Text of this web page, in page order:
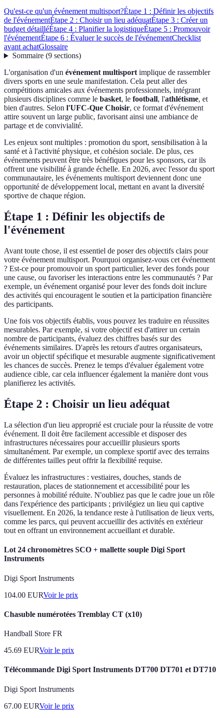
Qu'est-ce qu'un événement multisport?Étape 1 : Définir les objectifs
de l'événementÉtape 2 : Choisir un lieu adéquatÉtape 3 : Créer un
budget détailléÉtape 4 : Planifier la logistiqueÉtape 5 : Promouvoir
l'événementÉtape 6 : Évaluer le succès de l'événementChecklist
avant achatGlossaire
Sommaire(9 sections)
L'organisation d'un événement multisportimplique de rassembler
divers sports en une seule manifestation. Cela peut aller des
compétitions amicales aux événements professionnels, intégrant
plusieurs disciplines comme le basket, le football, l'athlétisme, et
bien d'autres. Selon l'UFC-Que Choisir, ce format d'événement
attire souvent un large public, favorisant ainsi une ambiance de
partage et de convivialité.
Les enjeux sont multiples : promotion du sport, sensibilisation à la
santé et à l'activité physique, et cohésion sociale. De plus, ces
événements peuvent être très bénéfiques pour les sponsors, car ils
offrent une visibilité à grande échelle. En 2026, avec l'essor du sport
communautaire, les événements multisport deviennent donc une
opportunité de développement local, mettant en avant la diversité
sportive de chaque région.
Étape 1 : Définir les objectifs de
l'événement
Avant toute chose, il est essentiel de poser des objectifs clairs pour
votre événement multisport. Pourquoi organisez-vous cet événement
? Est-ce pour promouvoir un sport particulier, lever des fonds pour
une cause, ou favoriser les interactions entre les communautés ? Par
exemple, un événement organisé pour lever des fonds doit inclure
des activités qui encouragent le soutien et la participation financière
des participants.
Une fois vos objectifs établis, vous pouvez les traduire en réussites
mesurables. Par exemple, si votre objectif est d'attirer un certain
nombre de participants, évaluez des chiffres basés sur des
événements similaires. D'après les retours d'autres organisateurs,
avoir un objectif spécifique et mesurable augmente significativement
les chances de succès. Prenez le temps d'évaluer également votre
audience cible, car cela influencer également la manière dont vous
planifierez les activités.
Étape 2 : Choisir un lieu adéquat
La sélection d'un lieu approprié est cruciale pour la réussite de votre
événement. Il doit être facilement accessible et disposer des
infrastructures nécessaires pour accueillir plusieurs sports
simultanément. Par exemple, un complexe sportif avec des terrains
de différentes tailles peut offrir la flexibilité requise.
Évaluez les infrastructures : vestiaires, douches, stands de
restauration, places de stationnement et accessibilité pour les
personnes à mobilité réduite. N'oubliez pas que le cadre joue un rôle
dans l'expérience des participants ; privilégiez un lieu qui captive
visuellement. En 2026, la tendance reste à l'utilisation de lieux verts,
comme les parcs, qui peuvent accueillir des activités en extérieur
tout en offrant un environnement accueillant et durable.
Lot 24 chronomètres SCO + mallette souple Digi Sport
Instruments
Digi Sport Instruments
104.00 EURVoir le prix
Chasuble numérotées Tremblay CT (x10)
Handball Store FR
45.69 EURVoir le prix
Télécommande Digi Sport Instruments DT700 DT701 et DT710
Digi Sport Instruments
67.00 EURVoir le prix